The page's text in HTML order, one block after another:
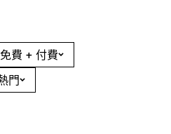
免費 + 付費
門